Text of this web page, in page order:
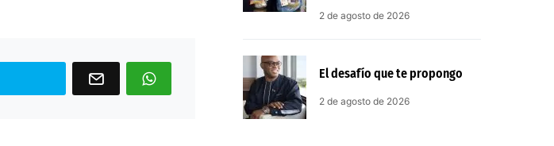
2 de agosto de 2026
El desafío que te propongo
2 de agosto de 2026